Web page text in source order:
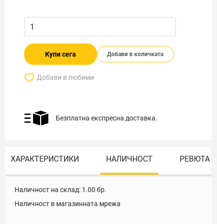
Купи сега Добави в количката
Добави в любими
Безплатна експресна доставка.
ХАРАКТЕРИСТИКИ НАЛИЧНОСТ РЕВЮТА
Наличност на склад: 1.00 бр.
Наличност в магазинната мрежа